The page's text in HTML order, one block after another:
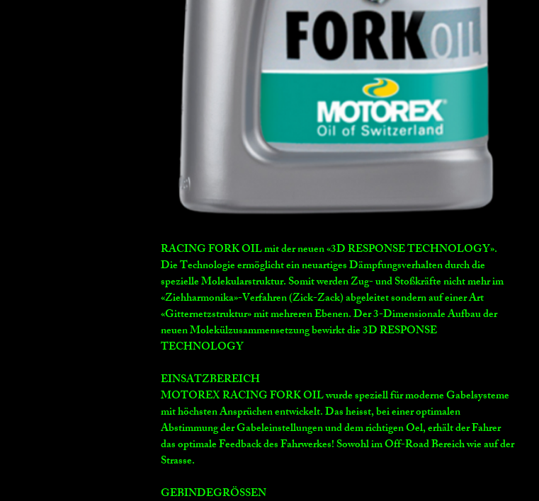
RACING FORK OIL mit der neuen «3D RESPONSE TECHNOLOGY».
Die Technologie ermöglicht ein neuartiges Dämpfungsverhalten durch die
spezielle Molekularstruktur. Somit werden Zug- und Stoßkräfte nicht mehr im
«Ziehharmonika»-Verfahren (Zick-Zack) abgeleitet sondern auf einer Art
«Gitternetzstruktur» mit mehreren Ebenen. Der 3-Dimensionale Aufbau der
neuen Molekülzusammensetzung bewirkt die 3D RESPONSE
TECHNOLOGY
EINSATZBEREICH
MOTOREX RACING FORK OIL wurde speziell für moderne Gabelsysteme
mit höchsten Ansprüchen entwickelt. Das heisst, bei einer optimalen
Abstimmung der Gabeleinstellungen und dem richtigen Oel, erhält der Fahrer
das optimale Feedback des Fahrwerkes! Sowohl im Off-Road Bereich wie auf der
Strasse.
GEBINDEGRÖSSEN